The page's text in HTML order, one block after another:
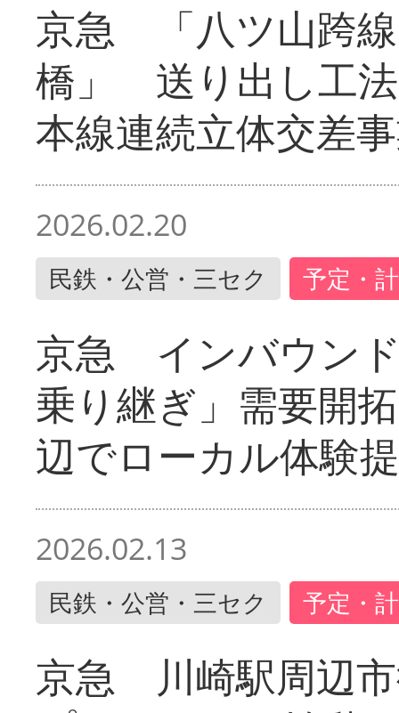
京急 「八ツ山跨
橋」 送り出し工
本線連続立体交差
2026.02.20
民鉄・公営・三セク 予定・
京急 インバウン
乗り継ぎ」需要開
辺でローカル体験
2026.02.13
民鉄・公営・三セク 予定・
京急 川崎駅周辺